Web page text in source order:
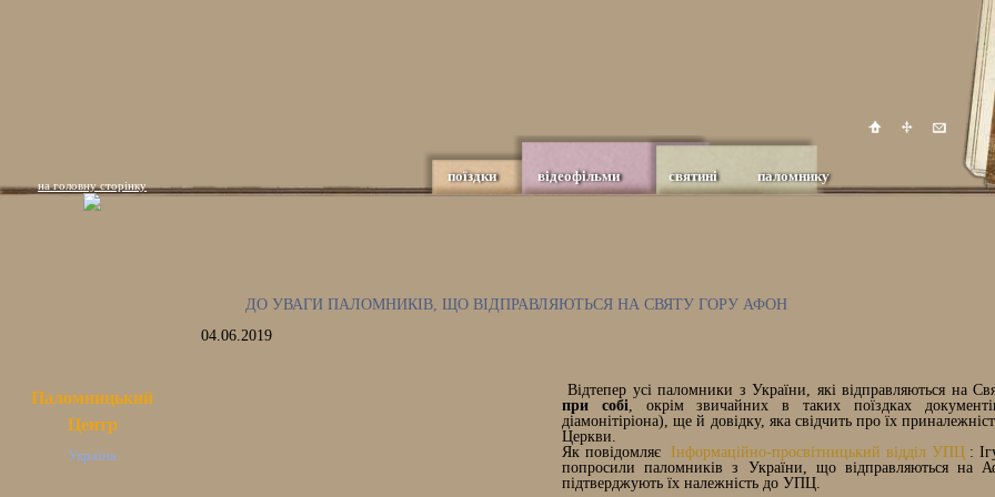
поїздки відеофільми святині паломнику
на головну сторінку
Паломницький
Центр
Україна
ДО УВАГИ ПАЛОМНИКІВ, ЩО ВІДПРАВЛЯЮТЬСЯ НА СВЯТУ ГОРУ АФОН
04.06.2019
Відтепер усі паломники з України, які відправляються на
при собі, окрім звичайних в таких поїздках
діамонітіріона), ще й довідку, яка свідчить про їх
Церкви.
Як повідомляє
Інформаційно-просвітницький відділ УПЦ:
попросили паломників з України, що відправляються на
підтверджують їх належність до УПЦ.